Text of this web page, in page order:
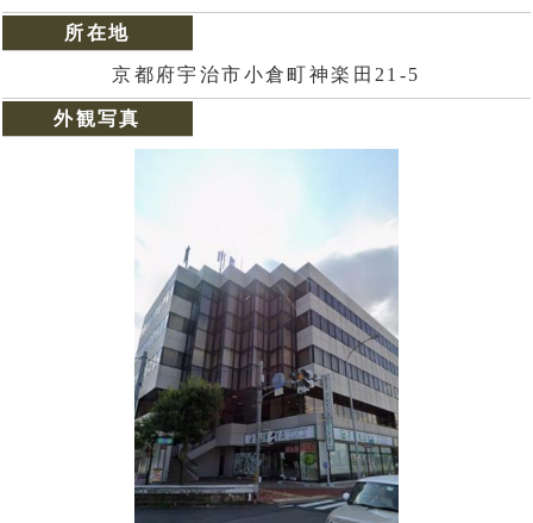
所在地
京都府宇治市小倉町神楽田21-5
外観写真